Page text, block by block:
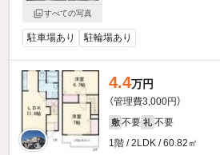
すべての写真
駐車場あり 駐輪場あり
4.4万円
（管理費3,000円）
敷 不要 礼 不要
1階 / 2LDK / 60.82㎡